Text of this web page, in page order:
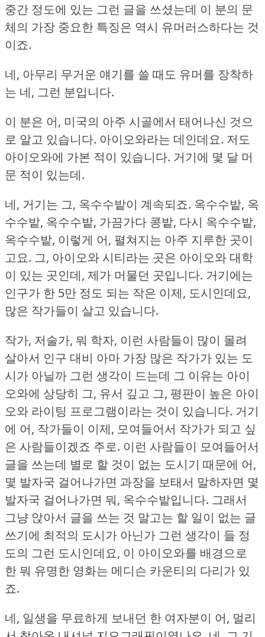
중간 정도에 있는 그런 글을 쓰셨는데 이 분의 문
체의 가장 중요한 특징은 역시 유머러스하다는 것
이죠.
네, 아무리 무거운 얘기를 쓸 때도 유머를 장착하
는 네, 그런 분입니다.
이 분은 어, 미국의 아주 시골에서 태어나신 것으
로 알고 있습니다. 아이오와라는 데인데요. 저도
아이오와에 가본 적이 있습니다. 거기에 몇 달 머
문 적이 있는데.
네, 거기는 그, 옥수수밭이 계속되죠. 옥수수밭, 옥
수수밭, 옥수수밭, 가끔가다 콩밭, 다시 옥수수밭,
옥수수밭, 이렇게 어, 펼쳐지는 아주 지루한 곳이
고요. 그, 아이오와 시티라는 곳은 아이오와 대학
이 있는 곳인데, 제가 머물던 곳입니다. 거기에는
인구가 한 5만 정도 되는 작은 이제, 도시인데요,
많은 작가들이 살고 있습니다.
작가, 저술가, 뭐 학자, 이런 사람들이 많이 몰려
살아서 인구 대비 아마 가장 많은 작가가 있는 도
시가 아닐까 그런 생각이 드는데 그 이유는 아이
오와에 상당히 그, 유서 깊고 그, 평판이 높은 아이
오와 라이팅 프로그램이라는 것이 있습니다. 거기
에 어, 작가들이 이제, 모여들어서 작가가 되고 싶
은 사람들이겠죠 주로. 이런 사람들이 모여들어서
글을 쓰는데 별로 할 것이 없는 도시기 때문에 어,
몇 발자국 걸어나가면 과장을 보태서 말하자면 몇
발자국 걸어나가면 뭐, 옥수수밭입니다. 그래서
그냥 앉아서 글을 쓰는 것 말고는 할 일이 없는 글
쓰기에 최적의 도시가 아닌가 그런 생각이 들 정
도의 그런 도시인데요, 이 아이오와를 배경으로
한 뭐 유명한 영화는 메디슨 카운티의 다리가 있
죠.
네, 일생을 무료하게 보내던 한 여자분이 어, 멀리